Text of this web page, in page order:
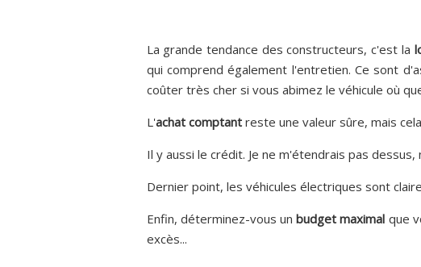
La grande tendance des constructeurs, c'est la
qui comprend également l'entretien. Ce sont
coûter très cher si vous abimez le véhicule où
L'achat comptantreste une valeur sûre, mais
Il y aussi le crédit. Je ne m'étendrais pas
Dernier point, les véhicules électriques sont
Enfin, déterminez-vous unbudget maximal que
excès...